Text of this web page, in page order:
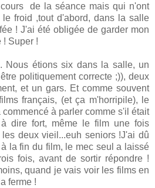
de la séance mais qui n'ont
froid ,tout d'abord, dans la salle
! J'ai été obligée de garder mon
! Super !
Nous étions six dans la salle, un
politiquement correcte ;)), deux
et un gars. Et comme souvent
français, (et ça m'horripile), le
à parler comme s'il était
dire fort, même le film une fois
deux vieil...euh seniors !J'ai dû
la fin du film, le mec seul a laissé
fois, avant de sortir répondre !
quand je vais voir les films en
ferme !